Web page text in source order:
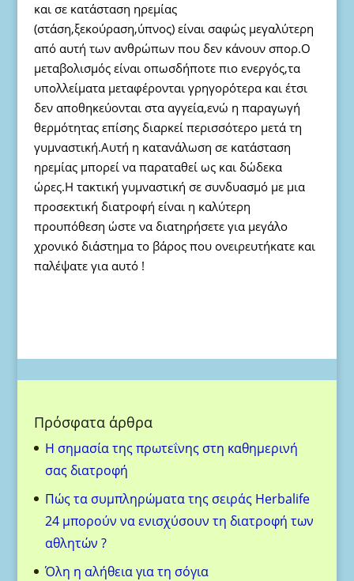
και σε κατάσταση ηρεμίας
(στάση,ξεκούραση,ύπνος) είναι σαφώς μεγαλύτερη
από αυτή των ανθρώπων που δεν κάνουν σπορ.Ο
μεταβολισμός είναι οπωσδήποτε πιο ενεργός,τα
υπολλείματα μεταφέρονται γρηγορότερα και έτσι
δεν αποθηκεύονται στα αγγεία,ενώ η παραγωγή
θερμότητας επίσης διαρκεί περισσότερο μετά τη
γυμναστική.Αυτή η κατανάλωση σε κατάσταση
ηρεμίας μπορεί να παραταθεί ως και δώδεκα
ώρες.Η τακτική γυμναστική σε συνδυασμό με μια
προσεκτική διατροφή είναι η καλύτερη
προυπόθεση ώστε να διατηρήσετε για μεγάλο
χρονικό διάστημα το βάρος που ονειρευτήκατε και
παλέψατε για αυτό !
Πρόσφατα άρθρα
H σημασία της πρωτεΐνης στη καθημερινή
σας διατροφή
Πώς τα συμπληρώματα της σειράς Herbalife
24 μπορούν να ενισχύσουν τη διατροφή των
αθλητών ?
Όλη η αλήθεια για τη σόγια